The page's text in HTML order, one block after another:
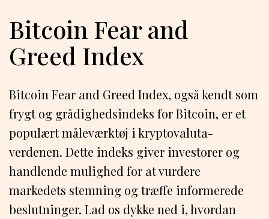
Bitcoin Fear and
Greed Index
Bitcoin Fear and Greed Index, også kendt som
frygt og grådighedsindeks for Bitcoin, er et
populært måleværktøj i kryptovaluta-
verdenen. Dette indeks giver investorer og
handlende mulighed for at vurdere
markedets stemning og træffe informerede
beslutninger. Lad os dykke ned i, hvordan